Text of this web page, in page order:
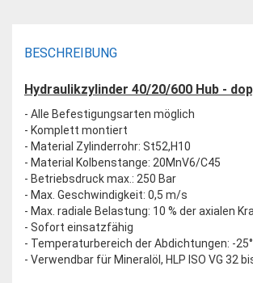
BESCHREIBUNG
Hydraulikzylinder 40/20/600 Hub -
- Alle Befestigungsarten möglich
- Komplett montiert
- Material Zylinderrohr: St52,H10
- Material Kolbenstange: 20MnV6/C45
- Betriebsdruck max.: 250 Bar
- Max. Geschwindigkeit: 0,5 m/s
- Max. radiale Belastung: 10 % der axialen
- Sofort einsatzfähig
- Temperaturbereich der Abdichtungen: -
- Verwendbar für Mineralöl, HLP ISO VG 32